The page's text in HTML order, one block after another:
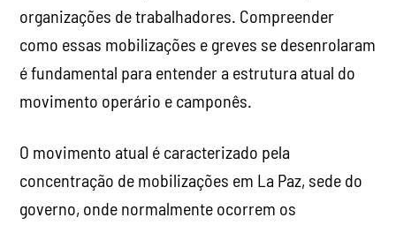
organizações de trabalhadores. Compreender
como essas mobilizações e greves se desenrolaram
é fundamental para entender a estrutura atual do
movimento operário e camponês.
O movimento atual é caracterizado pela
concentração de mobilizações em La Paz, sede do
governo, onde normalmente ocorrem os